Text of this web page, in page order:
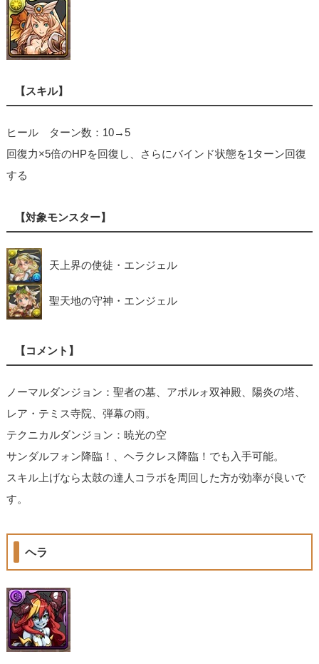
【スキル】
ヒール ターン数：10→5
回復力×5倍のHPを回復し、さらにバインド状態を1ターン回復
する
【対象モンスター】
天上界の使徒・エンジェル
聖天地の守神・エンジェル
【コメント】
ノーマルダンジョン：聖者の墓、アポルォ双神殿、陽炎の塔、
レア・テミス寺院、弾幕の雨。
テクニカルダンジョン：暁光の空
サンダルフォン降臨！、ヘラクレス降臨！でも入手可能。
スキル上げなら太鼓の達人コラボを周回した方が効率が良いで
す。
ヘラ